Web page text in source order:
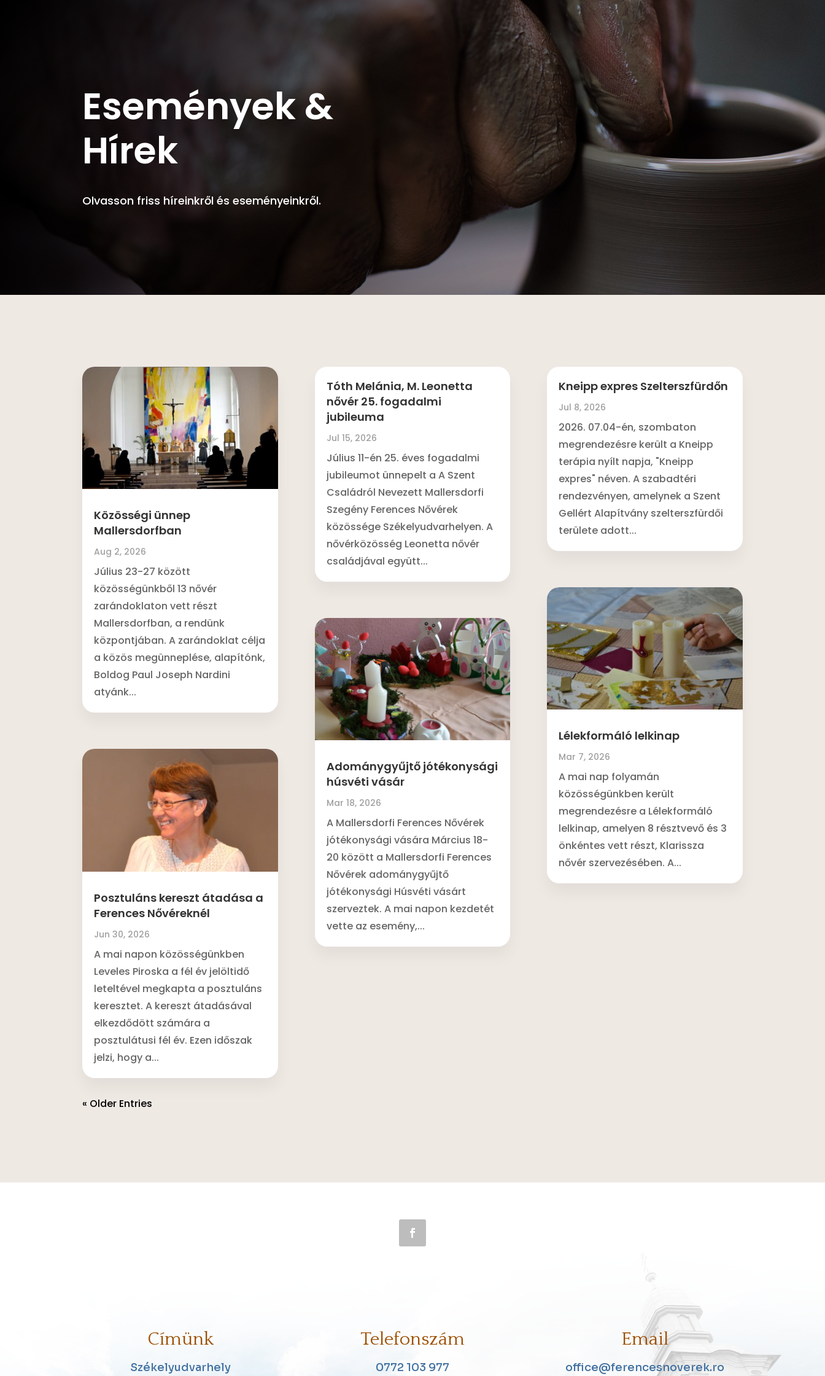
Események &
Hírek
Olvasson friss híreinkről és eseményeinkről.
Közösségi ünnep
Mallersdorfban
Aug 2, 2026
Július 23-27 között
közösségünkből 13 nővér
zarándoklaton vett részt
Mallersdorfban, a rendünk
központjában. A zarándoklat célja
a közös megünneplése, alapítónk,
Boldog Paul Joseph Nardini
atyánk...
Posztuláns kereszt átadása a
Ferences Nővéreknél
Jun 30, 2026
A mai napon közösségünkben
Leveles Piroska a fél év jelöltidő
leteltével megkapta a posztuláns
keresztet. A kereszt átadásával
elkezdődött számára a
posztulátusi fél év. Ezen időszak
jelzi, hogy a...
Tóth Melánia, M. Leonetta
nővér 25. fogadalmi
jubileuma
Jul 15, 2026
Július 11-én 25. éves fogadalmi
jubileumot ünnepelt a A Szent
Családról Nevezett Mallersdorfi
Szegény Ferences Nővérek
közössége Székelyudvarhelyen. A
nővérközösség Leonetta nővér
családjával együtt...
Adománygyűjtő jótékonysági
húsvéti vásár
Mar 18, 2026
A Mallersdorfi Ferences Nővérek
jótékonysági vására Március 18-
20 között a Mallersdorfi Ferences
Nővérek adománygyűjtő
jótékonysági Húsvéti vásárt
szerveztek. A mai napon kezdetét
vette az esemény,...
Kneipp expres Szelterszfürdőn
Jul 8, 2026
2026. 07.04-én, szombaton
megrendezésre került a Kneipp
terápia nyílt napja, "Kneipp
expres" néven. A szabadtéri
rendezvényen, amelynek a Szent
Gellért Alapítvány szelterszfürdői
területe adott...
Lélekformáló lelkinap
Mar 7, 2026
A mai nap folyamán
közösségünkben került
megrendezésre a Lélekformáló
lelkinap, amelyen 8 résztvevő és 3
önkéntes vett részt, Klarissza
nővér szervezésében. A...
« Older Entries
Címünk
Székelyudvarhely
Telefonszám
0772 103 977
Email
office@ferencesnoverek.ro